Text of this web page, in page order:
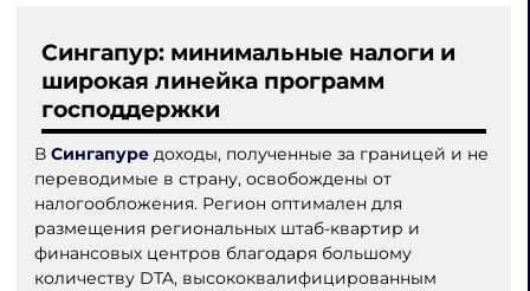
Сингапур: минимальные налоги и
широкая линейка программ
господдержки
В Сингапуре доходы, полученные за границей и не
переводимые в страну, освобождены от
налогообложения. Регион оптимален для
размещения региональных штаб-квартир и
финансовых центров благодаря большому
количеству DTA, высококвалифицированным